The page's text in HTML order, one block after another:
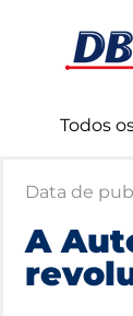
Todos
Data de
A